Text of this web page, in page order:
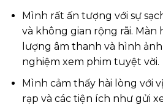
Mình rất ấn tượng với sự
và không gian rộng rãi.
lượng âm thanh và hình
nghiệm xem phim tuyệt vời.
Mình cảm thấy hài lòng với
rạp và các tiện ích như gửi